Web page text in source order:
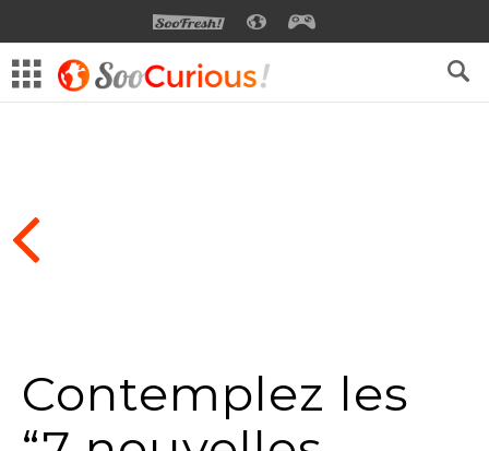
SOOFRESHSOOCURIOUS
Contemplez les